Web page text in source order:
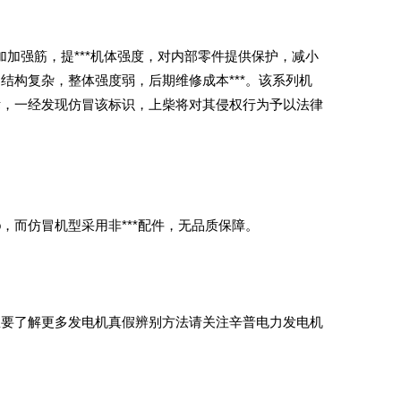
筋，提***机体强度，对内部零件提供保护，减小
构复杂，整体强度弱，后期维修成本***。该系列机
一经发现仿冒该标识，上柴将对其侵权行为予以法律
仿冒机型采用非***配件，无品质保障。
解更多发电机真假辨别方法请关注辛普电力发电机